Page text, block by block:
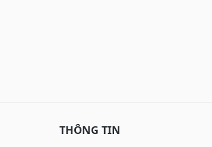
THÔNG TIN